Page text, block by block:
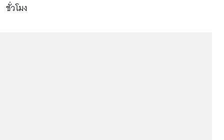
ชั่วโมง